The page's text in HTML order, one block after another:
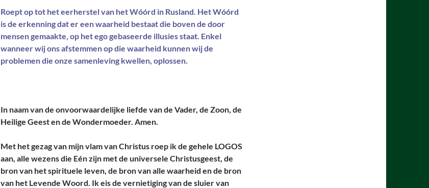
Roept op tot het eerherstel van het Wóórd in Rusland. Het Wóórd
is de erkenning dat er een waarheid bestaat die boven de door
mensen gemaakte, op het ego gebaseerde illusies staat. Enkel
wanneer wij ons afstemmen op die waarheid kunnen wij de
problemen die onze samenleving kwellen, oplossen.
In naam van de onvoorwaardelijke liefde van de Vader, de Zoon, de
Heilige Geest en de Wondermoeder. Amen.
Met het gezag van mijn vlam van Christus roep ik de gehele LOGOS
aan, alle wezens die Eén zijn met de universele Christusgeest, de
bron van het spirituele leven, de bron van alle waarheid en de bron
van het Levende Woord. Ik eis de vernietiging van de sluier van